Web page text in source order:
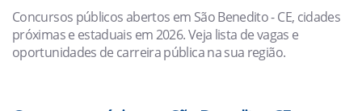
Concursos públicos abertos em São Benedito - CE, cidades
próximas e estaduais em 2026. Veja lista de vagas e
oportunidades de carreira pública na sua região.